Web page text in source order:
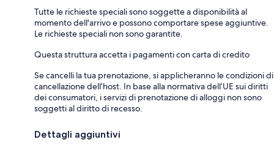
Tutte le richieste speciali sono soggette a disponibilità al
momento dell'arrivo e possono comportare spese aggiuntive.
Le richieste speciali non sono garantite.
Questa struttura accetta i pagamenti con carta di credito
Se cancelli la tua prenotazione, si applicheranno le condizioni di
cancellazione dell’host. In base alla normativa dell’UE sui diritti
dei consumatori, i servizi di prenotazione di alloggi non sono
soggetti al diritto di recesso.
Dettagli aggiuntivi